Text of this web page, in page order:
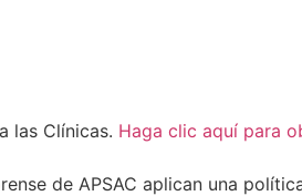
las Clínicas. Haga clic aquí para
de APSAC aplican una